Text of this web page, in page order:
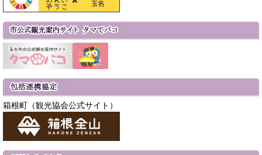
箱根町（観光協会公式サイト）